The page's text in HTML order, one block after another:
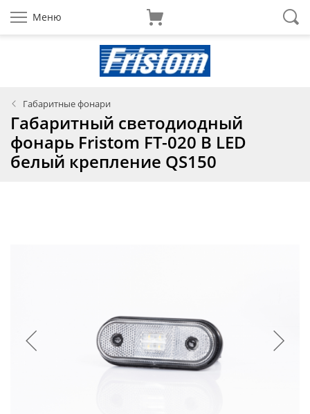
Меню
Габаритные фонари
Габаритный светодиодный
фонарь Fristom FT-020 В LED
белый крепление QS150